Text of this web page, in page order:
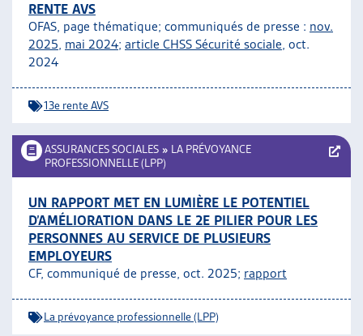
RENTE AVS
OFAS, page thématique; communiqués de presse : nov.
2025, mai 2024; article CHSS Sécurité sociale, oct.
2024
13e rente AVS
ASSURANCES SOCIALES » LA PRÉVOYANCE
PROFESSIONNELLE (LPP)
UN RAPPORT MET EN LUMIÈRE LE POTENTIEL
D’AMÉLIORATION DANS LE 2E PILIER POUR LES
PERSONNES AU SERVICE DE PLUSIEURS
EMPLOYEURS
CF, communiqué de presse, oct. 2025; rapport
La prévoyance professionnelle (LPP)